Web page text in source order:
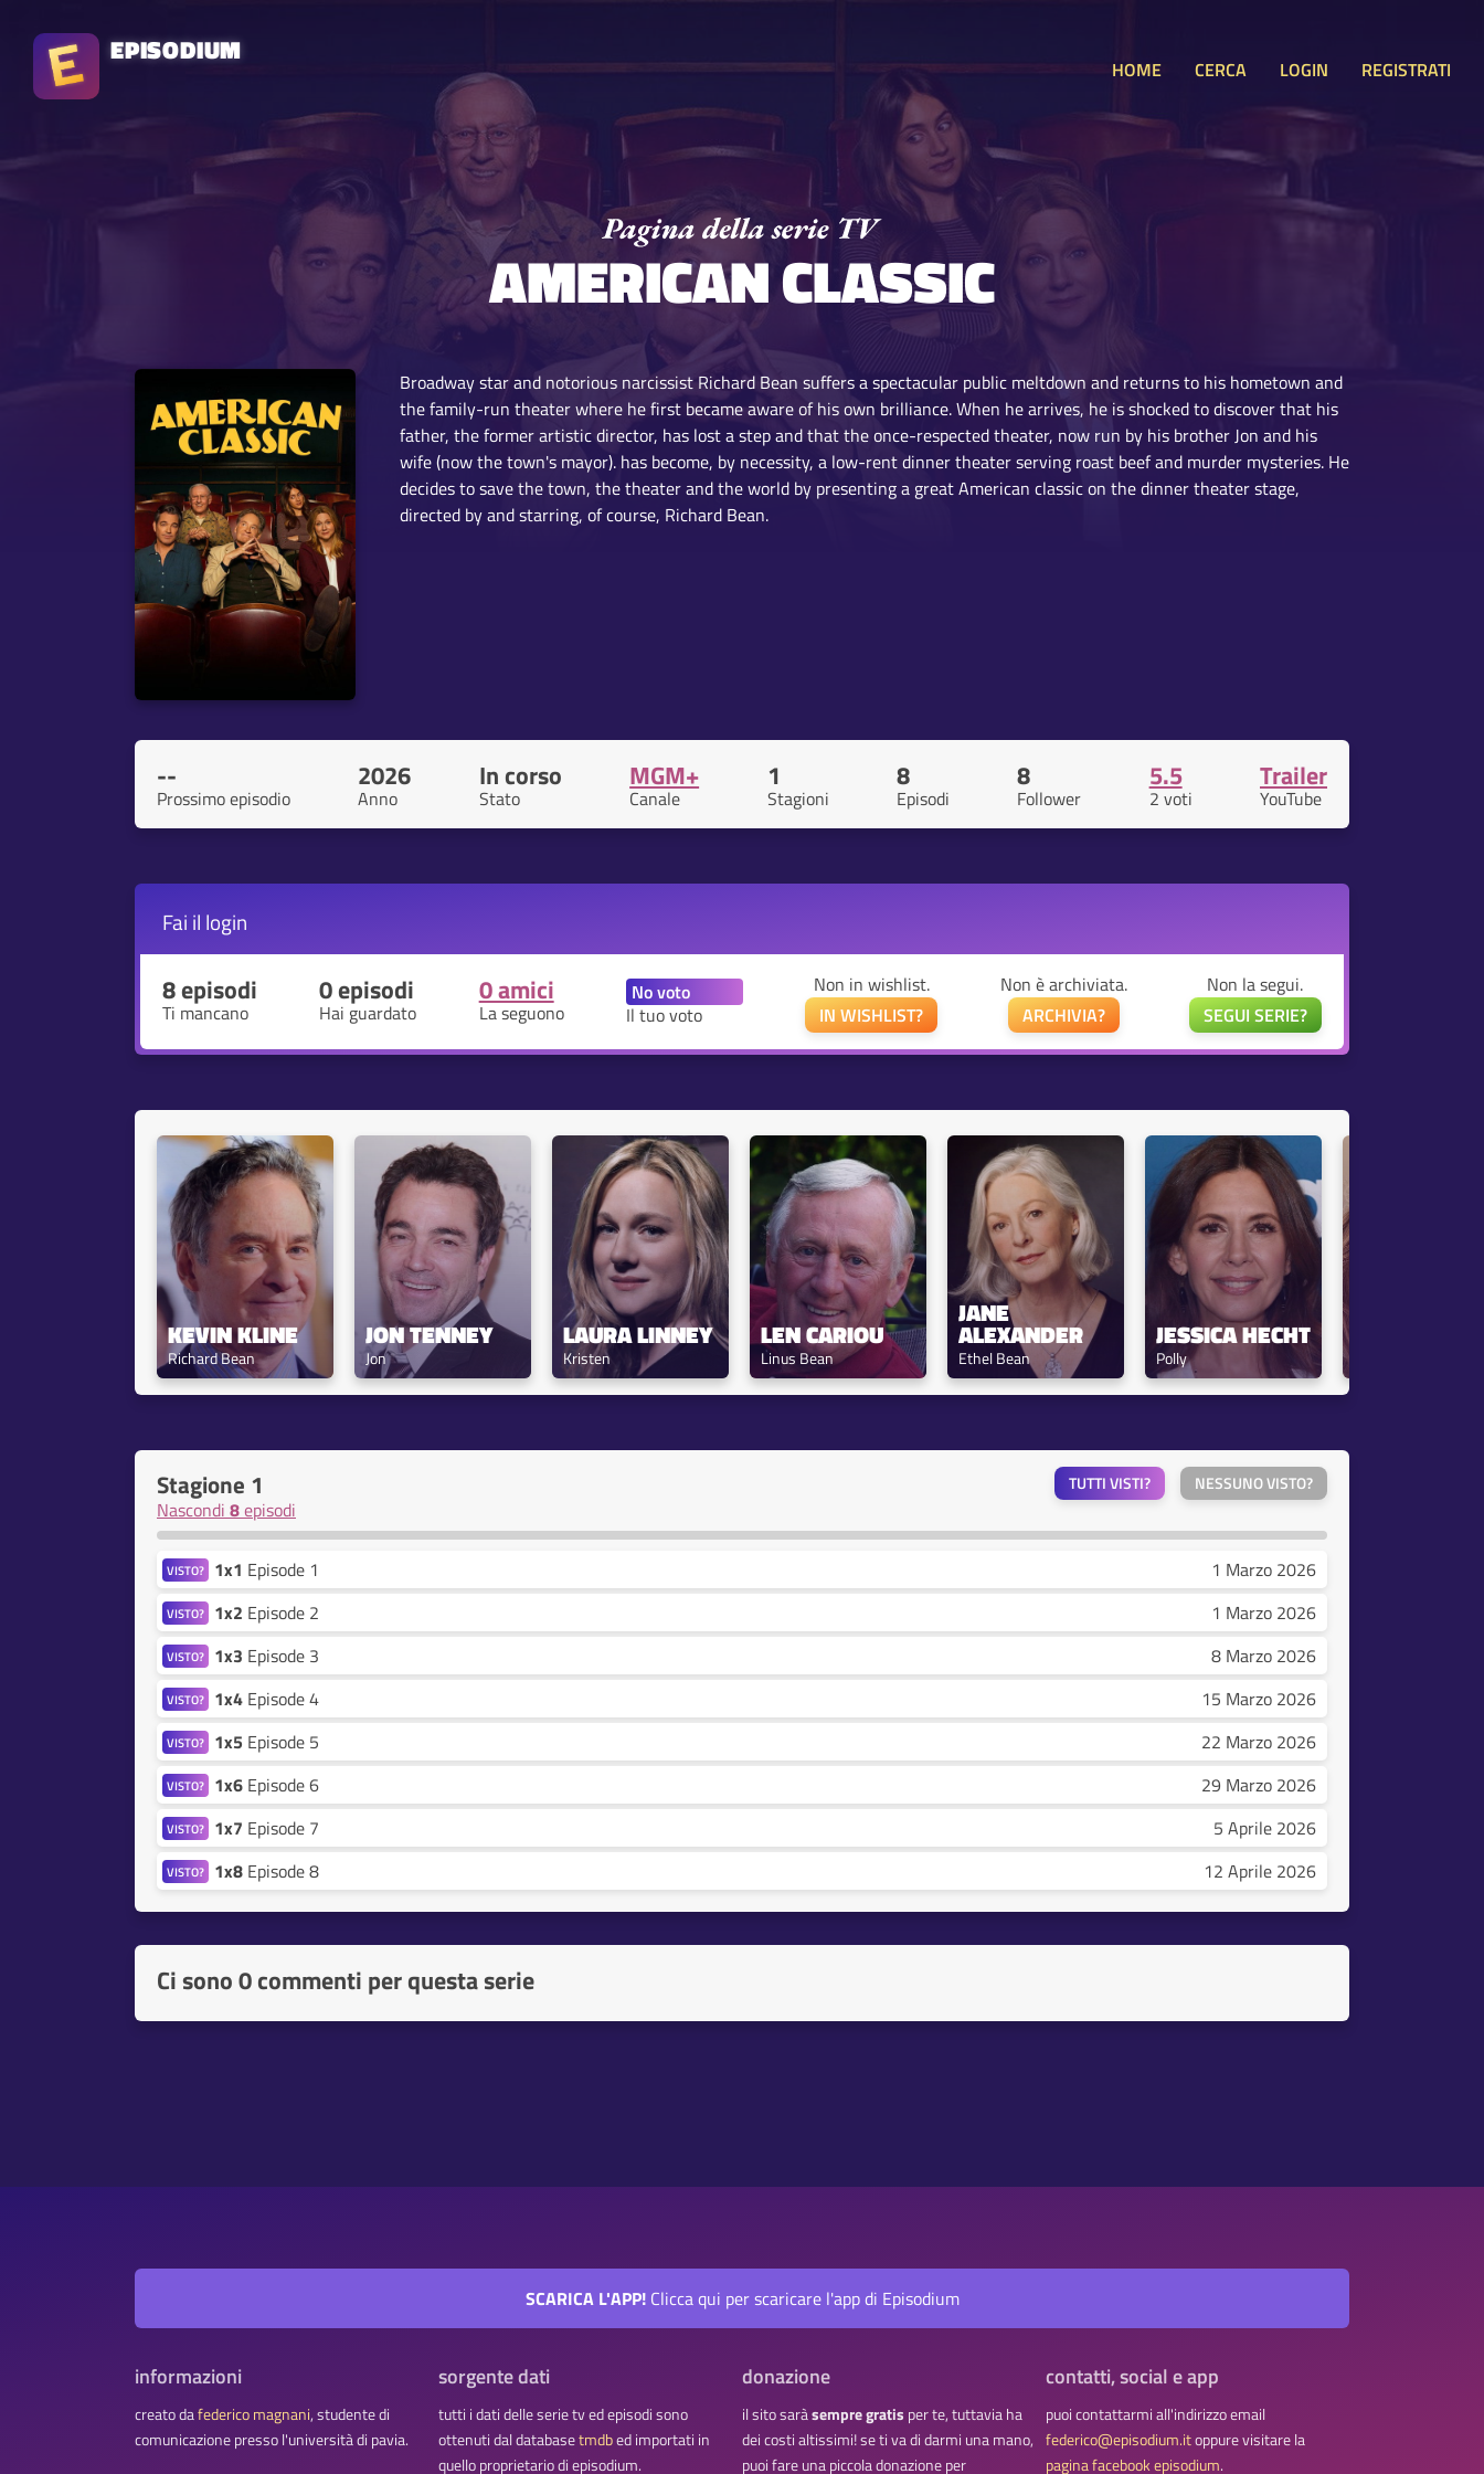
EPISODIUM
HOME CERCA LOGIN REGISTRATI
AMERICAN CLASSIC
Broadway star and notorious narcissist Richard Bean suffers a spectacular public meltdown and returns to his hometown and
the family-run theater where he first became aware of his own brilliance. When he arrives, he is shocked to discover that his
father, the former artistic director, has lost a step and that the once-respected theater, now run by his brother Jon and his
wife (now the town's mayor). has become, by necessity, a low-rent dinner theater serving roast beef and murder mysteries. He
decides to save the town, the theater and the world by presenting a great American classic on the dinner theater stage,
directed by and starring, of course, Richard Bean.
--
Prossimo episodio
2026
Anno
In corso
Stato
MGM+
Canale
1
Stagioni
8
Episodi
8
Follower
5.5
2 voti
Trailer
YouTube
Fai il login
8 episodi
Ti mancano
0 episodi
Hai guardato
0 amici
La seguono Il tuo voto
Non in wishlist.
IN WISHLIST?
Non è archiviata.
ARCHIVIA?
Non la segui.
SEGUI SERIE?
KEVIN KLINE
Richard Bean
JON TENNEY
Jon
LAURA LINNEY
Kristen
LEN CARIOU
Linus Bean
JANE
ALEXANDER
Ethel Bean
JESSICA HECHT
Polly
Stagione 1
Nascondi 8episodi
TUTTI VISTI? NESSUNO VISTO?
VISTO? 1x1 Episode 1 1 Marzo 2026
VISTO? 1x2 Episode 2 1 Marzo 2026
VISTO? 1x3 Episode 3 8 Marzo 2026
VISTO? 1x4 Episode 4 15 Marzo 2026
VISTO? 1x5 Episode 5 22 Marzo 2026
VISTO? 1x6 Episode 6 29 Marzo 2026
VISTO? 1x7 Episode 7 5 Aprile 2026
VISTO? 1x8 Episode 8 12 Aprile 2026
Ci sono0 commenti per questa serie
SCARICA L'APP!Clicca qui per scaricare l'app di Episodium
informazioni
creato dafederico magnani, studente di
comunicazione presso l'università di pavia.
sorgente dati
tutti i dati delle serie tv ed episodi sono
ottenuti dal databasetmdbed importati in
quello proprietario di episodium.
donazione
il sito saràsempre gratis per te, tuttavia ha
dei costi altissimi! se ti va di darmi una mano,
puoi fare una piccola donazione per
contatti, social e app
puoi contattarmi all'indirizzo email
federico@episodium.itoppure visitare la
pagina facebook episodium.